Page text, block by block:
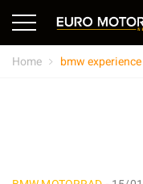
Home bmw experience